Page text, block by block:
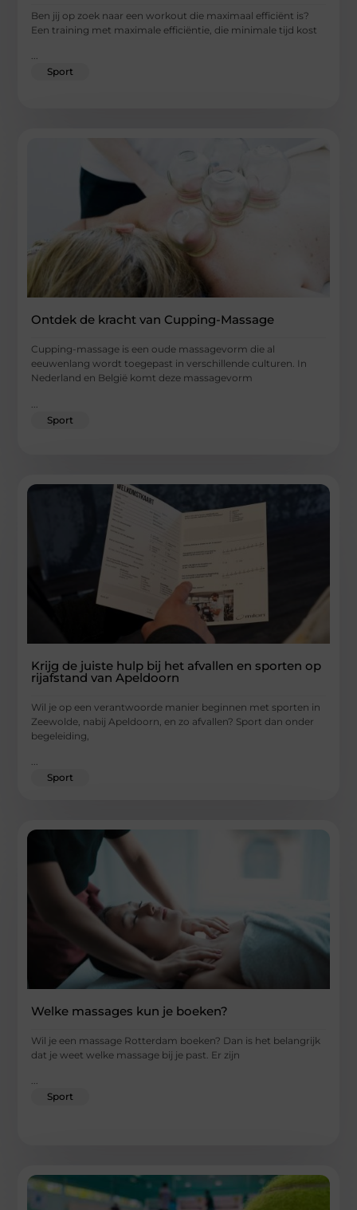
Ben jij op zoek naar een workout die maximaal efficiënt is?
Een training met maximale efficiëntie, die minimale tijd kost
...
Sport
Ontdek de kracht van Cupping-Massage
Cupping-massage is een oude massagevorm die al
eeuwenlang wordt toegepast in verschillende culturen. In
Nederland en België komt deze massagevorm
Sport
Krijg de juiste hulp bij het afvallen en sporten op
rijafstand van Apeldoorn
Wil je op een verantwoorde manier beginnen met sporten in
Zeewolde, nabij Apeldoorn, en zo afvallen? Sport dan onder
begeleiding,
...
Sport
Welke massages kun je boeken?
Wil je een massage Rotterdam boeken? Dan is het belangrijk
dat je weet welke massage bij je past. Er zijn
...
Sport